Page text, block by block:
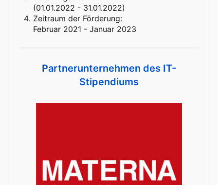
(01.01.2022 - 31.01.2022)
Zeitraum der Förderung:
Februar 2021 - Januar 2023
Partnerunternehmen des IT-
Stipendiums